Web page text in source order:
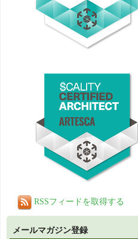
RSSフィードを取得する
メールマガジン登録